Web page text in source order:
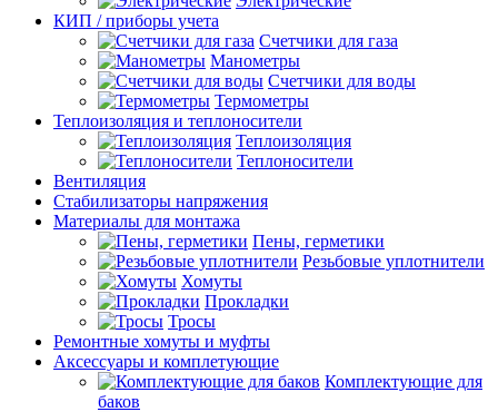
КИП / приборы учета
Счетчики для газа
Манометры
Счетчики для воды
Термометры
Теплоизоляция и теплоносители
Теплоизоляция
Теплоносители
Вентиляция
Стабилизаторы напряжения
Материалы для монтажа
Пены, герметики
Резьбовые уплотнители
Хомуты
Прокладки
Тросы
Ремонтные хомуты и муфты
Аксессуары и комплетующие
Комплектующие для
баков